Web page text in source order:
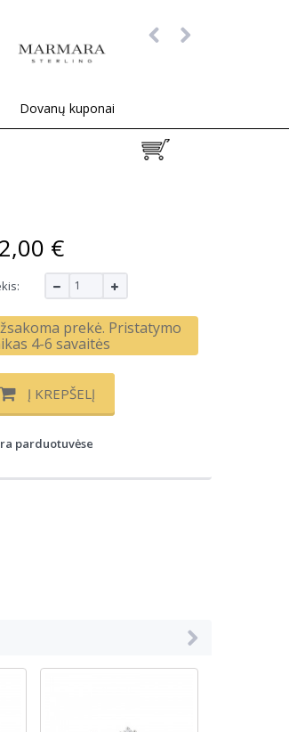
Dovanų kuponai
€
prekė. Pristatymo
4-6 savaitės
Į KREPŠELĮ
parduotuvėse